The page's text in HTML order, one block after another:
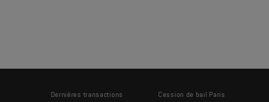
Dernières transactions
Cession de bail Paris